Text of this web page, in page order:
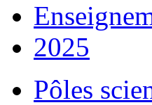
2025
Pôles